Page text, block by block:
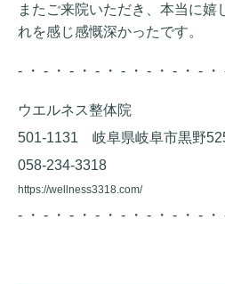
またご来院いただき、本当に嬉
れを感じ感慨深かったです。
- ・ - ・ - ・ - ・ - ・ - ・ - ・ -
ウエルネス整体院
501-1131 岐阜県岐阜市黒野
058-234-3318
https://wellness3318.com/
- ・ - ・ - ・ - ・ - ・ - ・ - ・ -